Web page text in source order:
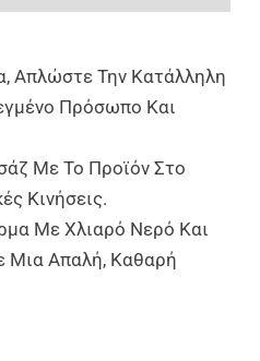
Απλώστε Την Κατάλληλη
Πρόσωπο Και
Με Το Προϊόν Στο
Κινήσεις.
Με Χλιαρό Νερό Και
Μια Απαλή, Καθαρή